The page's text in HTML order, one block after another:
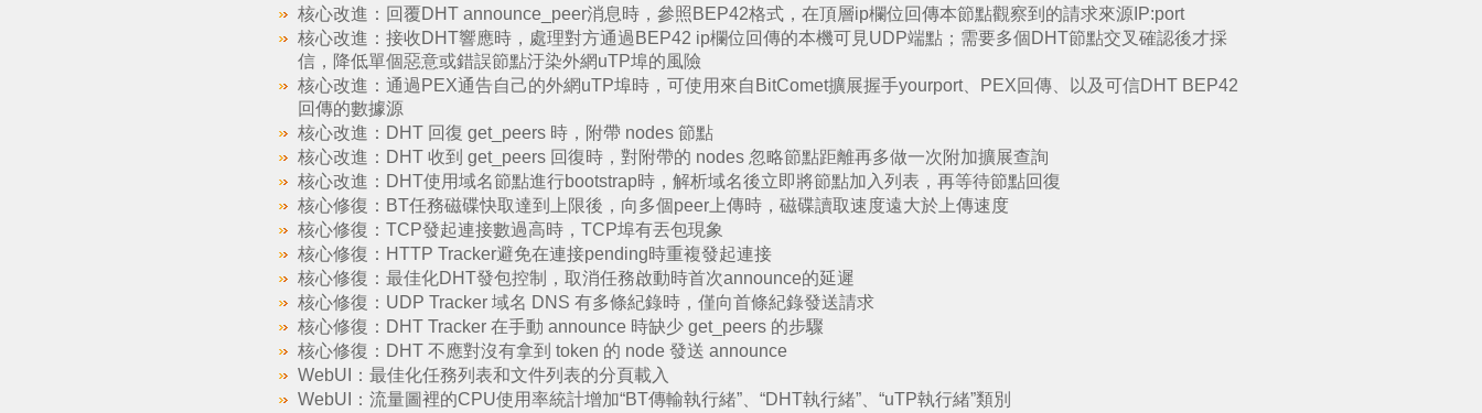
核心改進：回覆DHT announce_peer消息時，參照BEP42格式，在頂層ip欄位回傳本節點觀察到的請求來源IP:port
核心改進：接收DHT響應時，處理對方通過BEP42 ip欄位回傳的本機可見UDP端點；需要多個DHT節點交叉確認後才採
信，降低單個惡意或錯誤節點汙染外網uTP埠的風險
核心改進：通過PEX通告自己的外網uTP埠時，可使用來自BitComet擴展握手yourport、PEX回傳、以及可信DHT BEP42
回傳的數據源
核心改進：DHT 回復 get_peers 時，附帶 nodes 節點
核心改進：DHT 收到 get_peers 回復時，對附帶的 nodes 忽略節點距離再多做一次附加擴展查詢
核心改進：DHT使用域名節點進行bootstrap時，解析域名後立即將節點加入列表，再等待節點回復
核心修復：BT任務磁碟快取達到上限後，向多個peer上傳時，磁碟讀取速度遠大於上傳速度
核心修復：TCP發起連接數過高時，TCP埠有丟包現象
核心修復：HTTP Tracker避免在連接pending時重複發起連接
核心修復：最佳化DHT發包控制，取消任務啟動時首次announce的延遲
核心修復：UDP Tracker 域名 DNS 有多條紀錄時，僅向首條紀錄發送請求
核心修復：DHT Tracker 在手動 announce 時缺少 get_peers 的步驟
核心修復：DHT 不應對沒有拿到 token 的 node 發送 announce
WebUI：最佳化任務列表和文件列表的分頁載入
WebUI：流量圖裡的CPU使用率統計增加“BT傳輸執行緒”、“DHT執行緒”、“uTP執行緒”類別